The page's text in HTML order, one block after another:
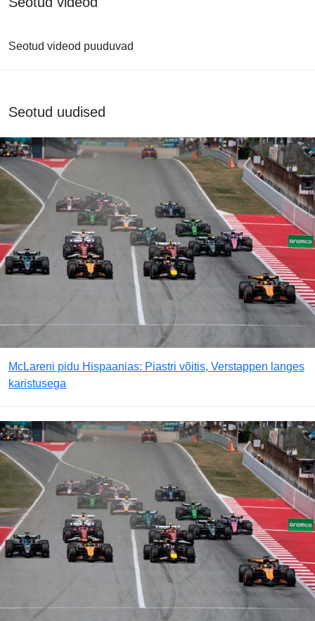
Seotud videod puuduvad
Seotud uudised
McLareni pidu Hispaanias: Piastri võitis, Verstappen langes
karistusega